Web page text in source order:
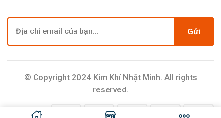
Gửi
© Copyright 2024 Kim Khí Nhật Minh. All rights
reserved.